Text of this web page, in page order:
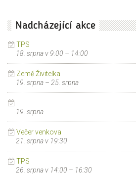
Nadcházející akce
TPS
18. srpna v 9:00 – 14:00
Země Živitelka
19. srpna – 25. srpna
19. srpna
Večer venkova
21. srpna v 19:30
TPS
26. srpna v 14:00 – 16:30